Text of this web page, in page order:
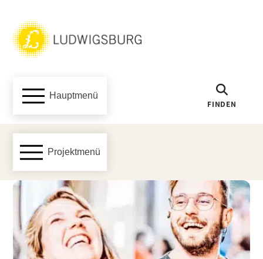
Hauptmenü
FINDEN
Projektmenü